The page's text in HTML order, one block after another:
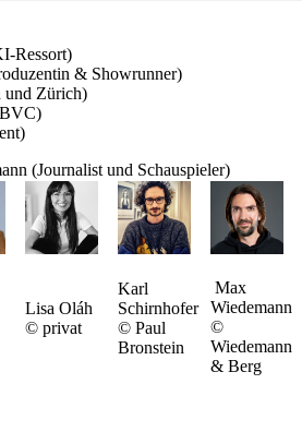
Ressort)
& Showrunner)
und Zürich)
(Journalist und Schauspieler)
Lisa Oláh
© privat
Karl
Schirnhofer
© Paul
Bronstein
Max
Wiedemann
©
Wiedemann
& Berg